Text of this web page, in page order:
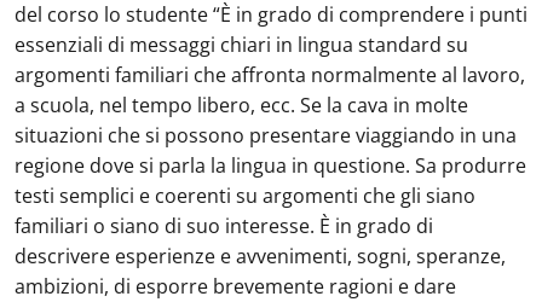
del corso lo studente “È in grado di comprendere i punti
essenziali di messaggi chiari in lingua standard su
argomenti familiari che affronta normalmente al lavoro,
a scuola, nel tempo libero, ecc. Se la cava in molte
situazioni che si possono presentare viaggiando in una
regione dove si parla la lingua in questione. Sa produrre
testi semplici e coerenti su argomenti che gli siano
familiari o siano di suo interesse. È in grado di
descrivere esperienze e avvenimenti, sogni, speranze,
ambizioni, di esporre brevemente ragioni e dare